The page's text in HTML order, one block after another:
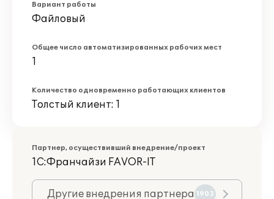
Вариант работы
Файловый
Общее число автоматизированных рабочих мест
1
Количество одновременно работающих клиентов
Толстый клиент: 1
Партнер, осуществивший внедрение/проект
1С:Франчайзи FAVOR-IT
Другие внедрения партнера 1903